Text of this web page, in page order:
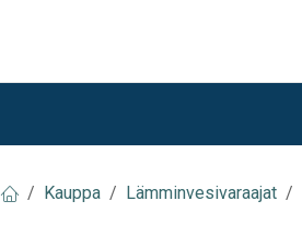
Kauppa Lämminvesivaraajat